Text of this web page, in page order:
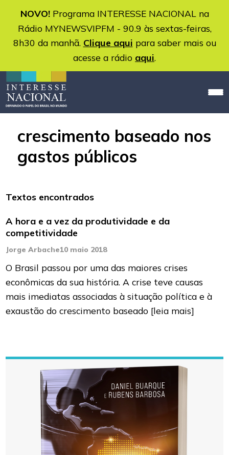
NOVO!Programa INTERESSE NACIONAL na
Rádio MYNEWSVIPFM - 90.9 às sextas-feiras,
8h30 da manhã. Clique aqui para saber mais ou
acesse a rádio aqui.
crescimento baseado nos
gastos públicos
Textos encontrados
A hora e a vez da produtividade e da
competitividade
Jorge Arbache10 maio 2018
O Brasil passou por uma das maiores crises
econômicas da sua história. A crise teve causas
mais imediatas associadas à situação política e à
exaustão do crescimento baseado [leia mais]